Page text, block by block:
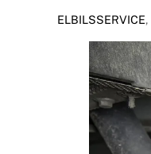
ELBILSSERVICE,